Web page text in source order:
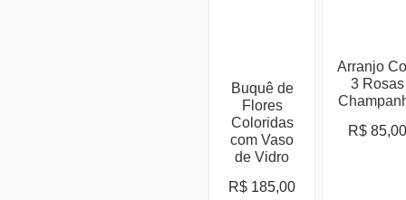
Buquê de
Flores
Coloridas
com Vaso
de Vidro
R$ 185,00
Arranjo
3 Rosas
R$